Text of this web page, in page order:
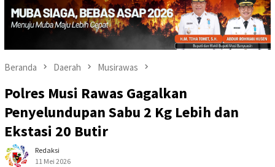
Beranda Daerah Musirawas
Polres Musi Rawas Gagalkan
Penyelundupan Sabu 2 Kg Lebih dan
Ekstasi 20 Butir
Redaksi
11 Mei 2026